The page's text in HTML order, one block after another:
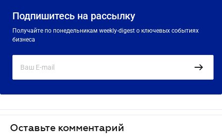
Подпишитесь на рассылку
Получайте по понедельникам weekly-digest о ключевых событиях
бизнеса
Оставьте комментарий